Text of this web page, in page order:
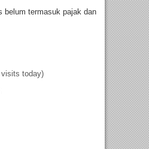
belum termasuk pajak dan
today)